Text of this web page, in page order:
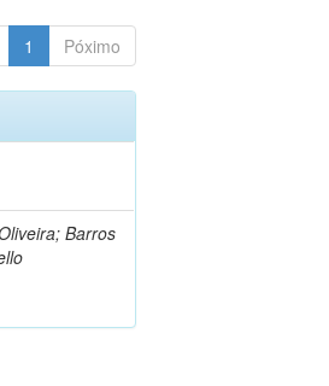
1 Póximo
Barros